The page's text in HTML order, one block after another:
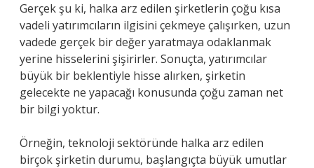
Gerçek şu ki, halka arz edilen şirketlerin çoğu kısa
vadeli yatırımcıların ilgisini çekmeye çalışırken, uzun
vadede gerçek bir değer yaratmaya odaklanmak
yerine hisselerini şişirirler. Sonuçta, yatırımcılar
büyük bir beklentiyle hisse alırken, şirketin
gelecekte ne yapacağı konusunda çoğu zaman net
bir bilgi yoktur.
Örneğin, teknoloji sektöründe halka arz edilen
birçok şirketin durumu, başlangıçta büyük umutlar